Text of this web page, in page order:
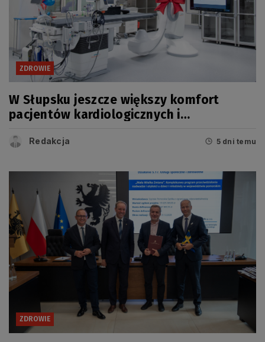
ZDROWIE
W Słupsku jeszcze większy komfort
pacjentów kardiologicznych i
Redakcja 5 dni temu
ZDROWIE